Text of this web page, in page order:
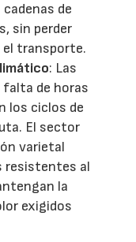
de
sin perder
el transporte.
: Las
falta de horas
los ciclos de
El sector
varietal
resistentes al
la
exigidos